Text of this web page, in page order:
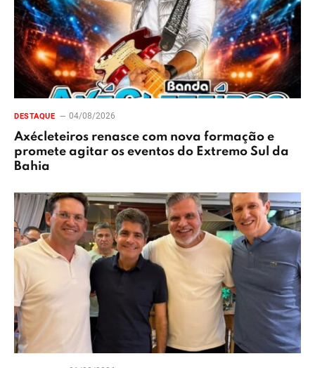
DESTAQUE 04/08/2026
Axécleteiros renasce com nova formação e
promete agitar os eventos do Extremo Sul da
Bahia